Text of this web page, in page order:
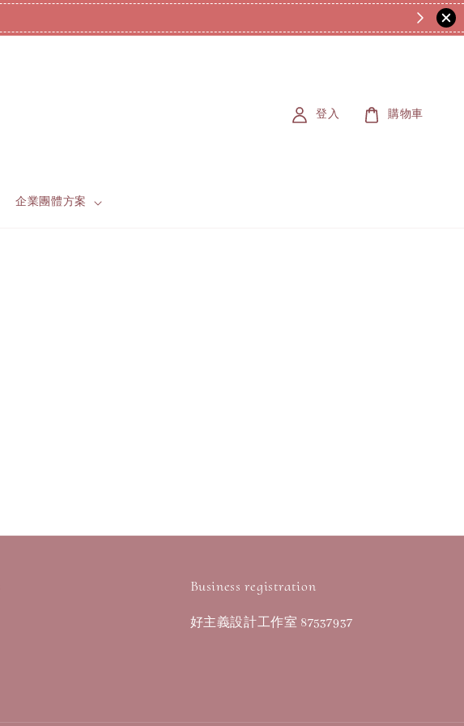
企業團體方案
登入 購物車
Business registration
好主義設計工作室 87537937